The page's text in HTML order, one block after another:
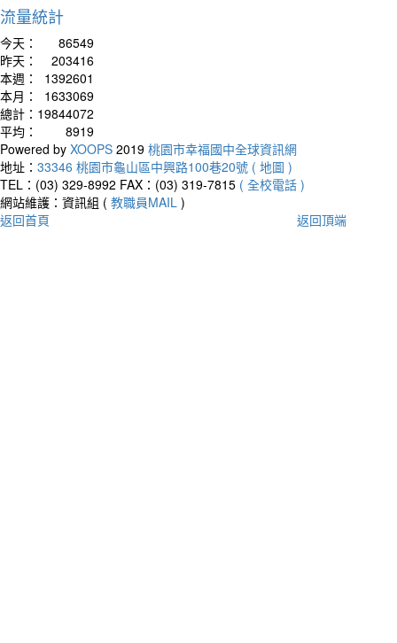
流量統計
今天：
86549
昨天：
203416
本週：
1392601
本月：
1633069
總計： 19844072
平均：
8919
Powered by XOOPS 2019 桃園市幸福國中全球資訊網
地址： 33346 桃園市龜山區中興路100巷20號 ( 地圖 )
TEL：(03) 329-8992 FAX：(03) 319-7815 ( 全校電話 )
網站維護：資訊組 ( 教職員MAIL )
返回首頁
返回頂端